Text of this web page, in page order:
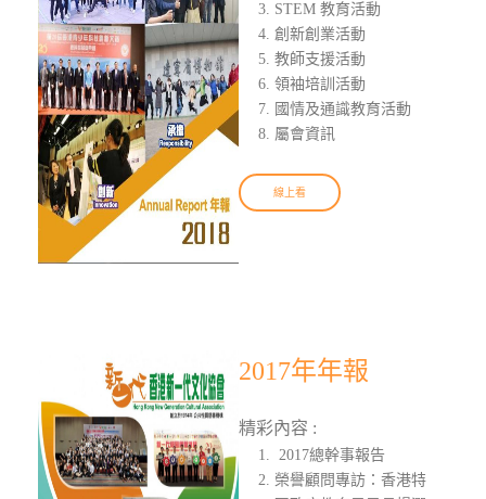
STEM 教育活動
創新創業活動
教師支援活動
領袖培訓活動
國情及通識教育活動
屬會資訊
線上看
2017年年報
精彩內容 :
2017總幹事報告
榮譽顧問專訪：香港特